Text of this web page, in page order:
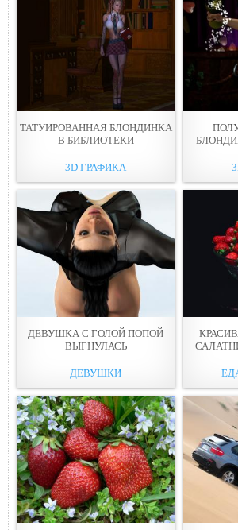
ТАТУИРОВАННАЯ БЛОНДИНКА
В БИБЛИОТЕКИ
3D ГРАФИКА
ДЕВУШКА С ГОЛОЙ ПОПОЙ
ВЫГНУЛАСЬ
ДЕВУШКИ